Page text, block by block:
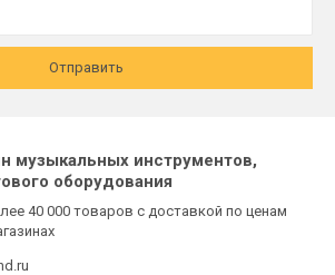
Отправить
музыкальных инструментов,
оборудования
40 000 товаров с доставкой по ценам